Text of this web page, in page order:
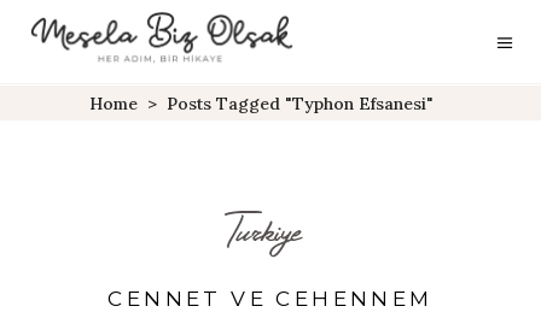
Home > Posts Tagged "Typhon Efsanesi"
Turkiye
CENNET VE CEHENNEM